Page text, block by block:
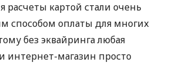
расчеты картой стали очень
способом оплаты для многих
без эквайринга любая
интернет-магазин просто